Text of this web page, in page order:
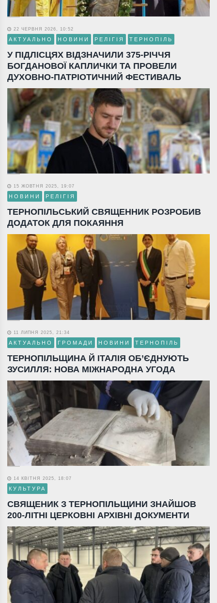
22 ЧЕРВНЯ 2026, 10:52
АКТУАЛЬНО НОВИНИ РЕЛІГІЯ ТЕРНОПІЛЬ
У ПІДЛІСЦЯХ ВІДЗНАЧИЛИ 375-РІЧЧЯ
БОГДАНОВОЇ КАПЛИЧКИ ТА ПРОВЕЛИ
ДУХОВНО-ПАТРІОТИЧНИЙ ФЕСТИВАЛЬ
15 ЖОВТНЯ 2025, 19:07
НОВИНИ РЕЛІГІЯ
ТЕРНОПІЛЬСЬКИЙ СВЯЩЕННИК РОЗРОБИВ
ДОДАТОК ДЛЯ ПОКАЯННЯ
11 ЛИПНЯ 2025, 21:34
АКТУАЛЬНО ГРОМАДИ НОВИНИ ТЕРНОПІЛЬ
ТЕРНОПІЛЬЩИНА Й ІТАЛІЯ ОБ’ЄДНУЮТЬ
ЗУСИЛЛЯ: НОВА МІЖНАРОДНА УГОДА
14 КВІТНЯ 2025, 18:07
КУЛЬТУРА
СВЯЩЕНИК З ТЕРНОПІЛЬЩИНИ ЗНАЙШОВ
200-ЛІТНІ ЦЕРКОВНІ АРХІВНІ ДОКУМЕНТИ